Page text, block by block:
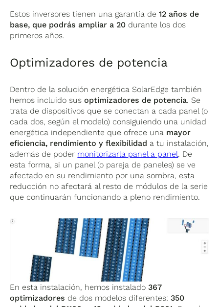
Estos inversores tienen una garantía de12 años de
base, que podrás ampliar a 20 durante los dos
primeros años.
Optimizadores de potencia
Dentro de la solución energética SolarEdge también
hemos incluido susoptimizadores de potencia. Se
trata de dispositivos que se conectan a cada panel (o
cada dos, según el modelo) consiguiendo una unidad
energética independiente que ofrece una mayor
eficiencia, rendimiento y flexibilidad a tu instalación,
además de poder monitorizarla panel a panel. De
esta forma, si un panel (o pareja de paneles) se ve
afectado en su rendimiento por una sombra, esta
reducción no afectará al resto de módulos de la serie
que continuarán funcionando a pleno rendimiento.
En esta instalación, hemos instalado367
optimizadores de dos modelos diferentes:350